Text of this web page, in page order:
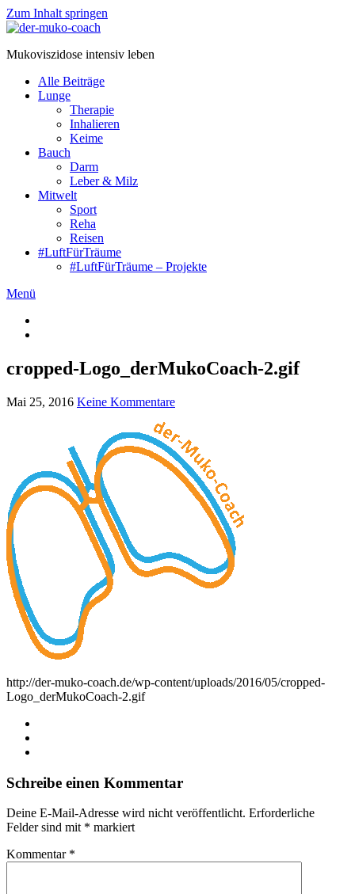
Zum Inhalt springen
Mukoviszidose intensiv leben
Alle Beiträge
Lunge
Therapie
Inhalieren
Keime
Bauch
Darm
Leber & Milz
Mitwelt
Sport
Reha
Reisen
#LuftFürTräume
#LuftFürTräume – Projekte
Menü
cropped-Logo_derMukoCoach-2.gif
Mai 25, 2016 Keine Kommentare
http://der-muko-coach.de/wp-content/uploads/2016/05/cropped-
Logo_derMukoCoach-2.gif
Schreibe einen Kommentar
Deine E-Mail-Adresse wird nicht veröffentlicht. Erforderliche
Felder sind mit * markiert
Kommentar *